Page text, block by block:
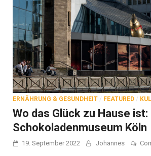
ERNÄHRUNG & GESUNDHEIT / FEATURED /
Wo das Glück zu Hause ist:
Schokoladenmuseum Köln
19. September 2022 Johannes